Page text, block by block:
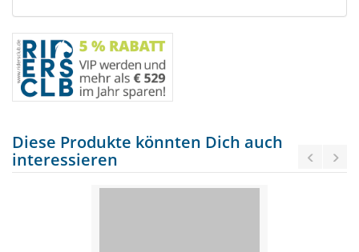
Diese Produkte könnten Dich auch
interessieren